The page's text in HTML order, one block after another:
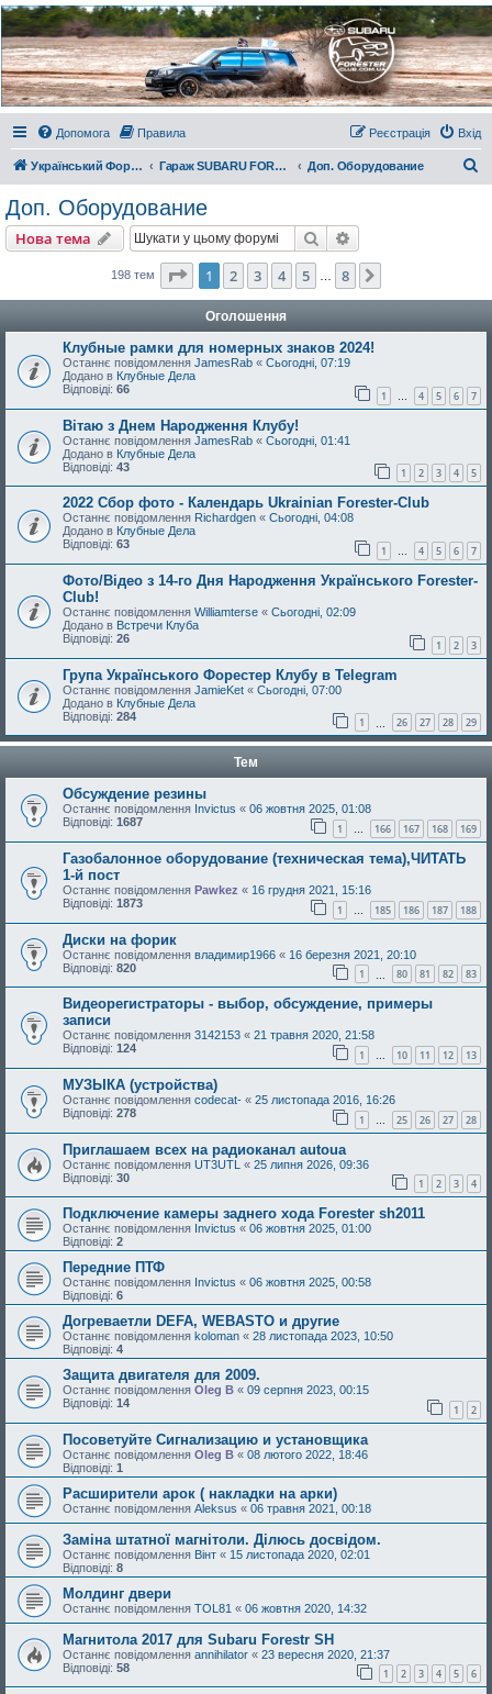
Украинский Форестер
Клуб
Всеукраинский клуб владельцев Subaru Forester. Клубные покатушки на природе и
еженедельные встречи, скидки от партнеров и просто много общения с друзьями.
Присоединяйтесь. Think. Feel. Drive.
Допомога
Правила Вхід
Реєстрація
Український Форестер Клуб Гараж SUBARU FORESTER Доп. Оборудование
Доп. Оборудование
Нова тема Пошук
198 тем Сторінка1 8
1 2 3 4 5 8
Оголошення
Клубные рамки для номерных знаков 2024!
Останнє повідомлення JamesRab « Сьогодні, 07:19
Додано в Клубные Дела
Відповіді: 66 1 … 4 5 6 7
Вітаю з Днем Народження Клубу!
Останнє повідомлення JamesRab « Сьогодні, 01:41
Додано в Клубные Дела
Відповіді: 43 1 2 3 4 5
2022 Сбор фото - Календарь Ukrainian Forester-Club
Останнє повідомлення Richardgen « Сьогодні, 04:08
Додано в Клубные Дела
Відповіді: 63 1 … 4 5 6 7
Фото/Відео з 14-го Дня Народження Українського Forester-
Club!
Останнє повідомлення Williamterse « Сьогодні, 02:09
Додано в Встречи Клуба
Відповіді: 26 1 2 3
Група Українського Форестер Клубу в Telegram
Останнє повідомлення JamieKet « Сьогодні, 07:00
Додано в Клубные Дела
Відповіді: 284 1 26 27 28 29
Тем
Обсуждение резины
Останнє повідомлення Invictus « 06 жовтня 2025, 01:08
Відповіді: 1687 1 … 166 167 168 169
Газобалонное оборудование (техническая тема),ЧИТАТЬ
1-й пост
Останнє повідомлення Pawkez « 16 грудня 2021, 15:16
Відповіді: 1873 1 … 185 186 187 188
Диски на форик
Останнє повідомлення владимир1966 « 16 березня 2021, 20:10
Відповіді: 820 1 80 81 82 83
Видеорегистраторы - выбор, обсуждение, примеры
записи
Останнє повідомлення 3142153 « 21 травня 2020, 21:58
Відповіді: 124 1 … 10 11 12 13
МУЗЫКА (устройства)
Останнє повідомлення codecat- « 25 листопада 2016, 16:26
Відповіді: 278 1 25 26 27 28
Приглашаем всех на радиоканал autoua
Останнє повідомлення UT3UTL « 25 липня 2026, 09:36
Відповіді: 30 1 2 3 4
Подключение камеры заднего хода Forester sh2011
Останнє повідомлення Invictus « 06 жовтня 2025, 01:00
Відповіді: 2
Передние ПТФ
Останнє повідомлення Invictus « 06 жовтня 2025, 00:58
Відповіді: 6
Догреваетли DEFA, WEBASTO и другие
Останнє повідомлення koloman « 28 листопада 2023, 10:50
Відповіді: 4
Защита двигателя для 2009.
Останнє повідомлення Oleg B « 09 серпня 2023, 00:15
Відповіді: 14 1 2
Посоветуйте Сигнализацию и установщика
Останнє повідомлення Oleg B « 08 лютого 2022, 18:46
Відповіді: 1
Расширители арок ( накладки на арки)
Останнє повідомлення Aleksus « 06 травня 2021, 00:18
Заміна штатної магнітоли. Ділюсь досвідом.
Останнє повідомлення Вінт « 15 листопада 2020, 02:01
Відповіді: 8
Молдинг двери
Останнє повідомлення TOL81 « 06 жовтня 2020, 14:32
Магнитола 2017 для Subaru Forestr SH
Останнє повідомлення annihilator « 23 вересня 2020, 21:37
Відповіді: 58 1 2 3 4 5 6